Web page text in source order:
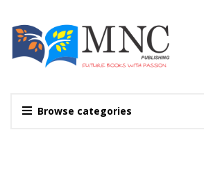
Browse categories